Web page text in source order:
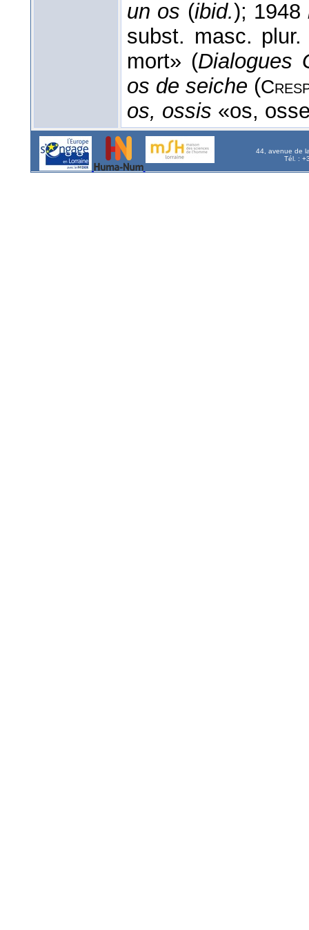
un os (ibid.); 1948
subst. masc.
mort» (Dialogues
os de seiche (
os, ossis «os,
44, avenue de
Tél. :